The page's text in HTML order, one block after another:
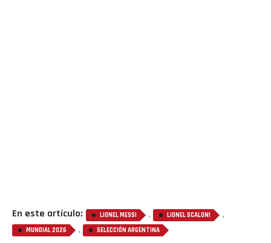
En este artículo: LIONEL MESSI , LIONEL SCALONI ,
MUNDIAL 2026 , SELECCIÓN ARGENTINA